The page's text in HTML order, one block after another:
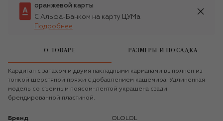
оранжевой карты
С Альфа-Банком на карту ЦУМа
Подробнее
О ТОВАРЕ РАЗМЕРЫ И ПОСАДКА
Кардиган с запахом и двумя накладными карманами выполнен из
тонкой шерстяной пряжи с добавлением кашемира. Удлиненная
модель со съемным поясом-лентой украшена сзади
брендированной пластиной.
Бренд OLOLOL